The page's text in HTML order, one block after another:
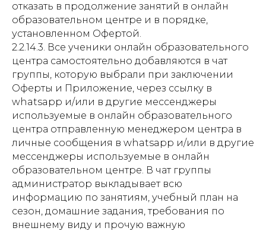
отказать в продолжение занятий в онлайн
образовательном центре и в порядке,
установленном Офертой.
2.2.14.3. Все ученики онлайн образовательного
центра самостоятельно добавляются в чат
группы, которую выбрали при заключении
Оферты и Приложение, через ссылку в
whatsapp и/или в другие мессенджеры
используемые в онлайн образовательного
центра отправленную менеджером центра в
личные сообщения в whatsapp и/или в другие
мессенджеры используемые в онлайн
образовательном центре. В чат группы
администратор выкладывает всю
информацию по занятиям, учебный план на
сезон, домашние задания, требования по
внешнему виду и прочую важную